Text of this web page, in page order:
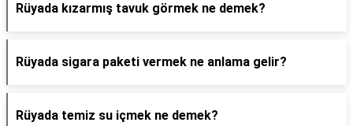
Rüyada kızarmış tavuk görmek ne demek?
Rüyada sigara paketi vermek ne anlama gelir?
Rüyada temiz su içmek ne demek?